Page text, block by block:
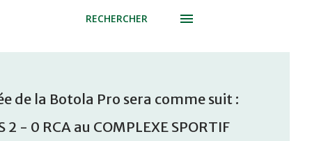
RECHERCHER
de la Botola Pro sera comme suit :
- 0 RCA au COMPLEXE SPORTIF